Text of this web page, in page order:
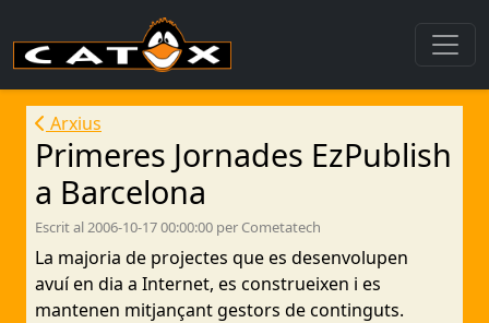
Arxius
Primeres Jornades EzPublish
a Barcelona
Escrit al 2006-10-17 00:00:00 per Cometatech
La majoria de projectes que es desenvolupen
avuí en dia a Internet, es construeixen i es
mantenen mitjançant gestors de continguts.